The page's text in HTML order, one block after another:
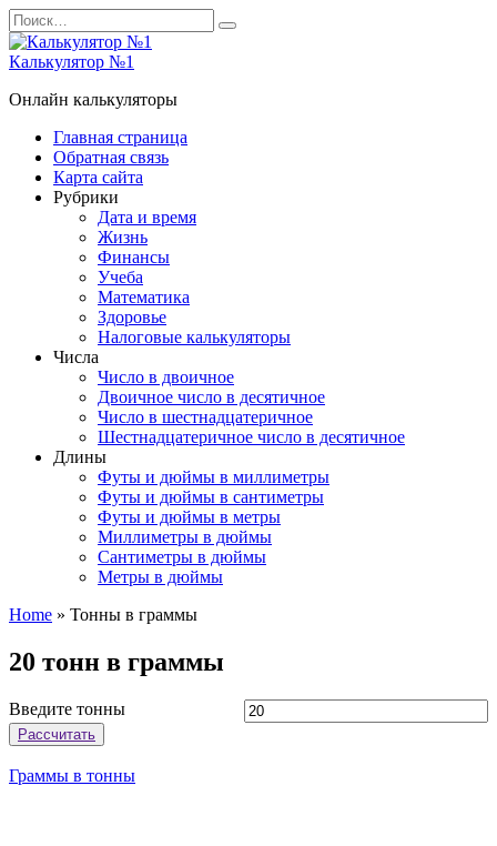
Перейти
к
содержанию
Search
for:
Калькулятор №1
Онлайн калькуляторы
Главная страница
Обратная связь
Карта сайта
Рубрики
Дата и время
Жизнь
Финансы
Учеба
Математика
Здоровье
Налоговые калькуляторы
Числа
Число в двоичное
Двоичное число в десятичное
Число в шестнадцатеричное
Шестнадцатеричное число в десятичное
Длины
Футы и дюймы в миллиметры
Футы и дюймы в сантиметры
Футы и дюймы в метры
Миллиметры в дюймы
Сантиметры в дюймы
Метры в дюймы
Home » Тонны в граммы
20 тонн в граммы
Введите тонны
Рассчитать
Граммы в тонны